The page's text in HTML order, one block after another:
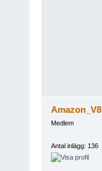
Amazon_V8
Medlem
Antal inlägg: 136